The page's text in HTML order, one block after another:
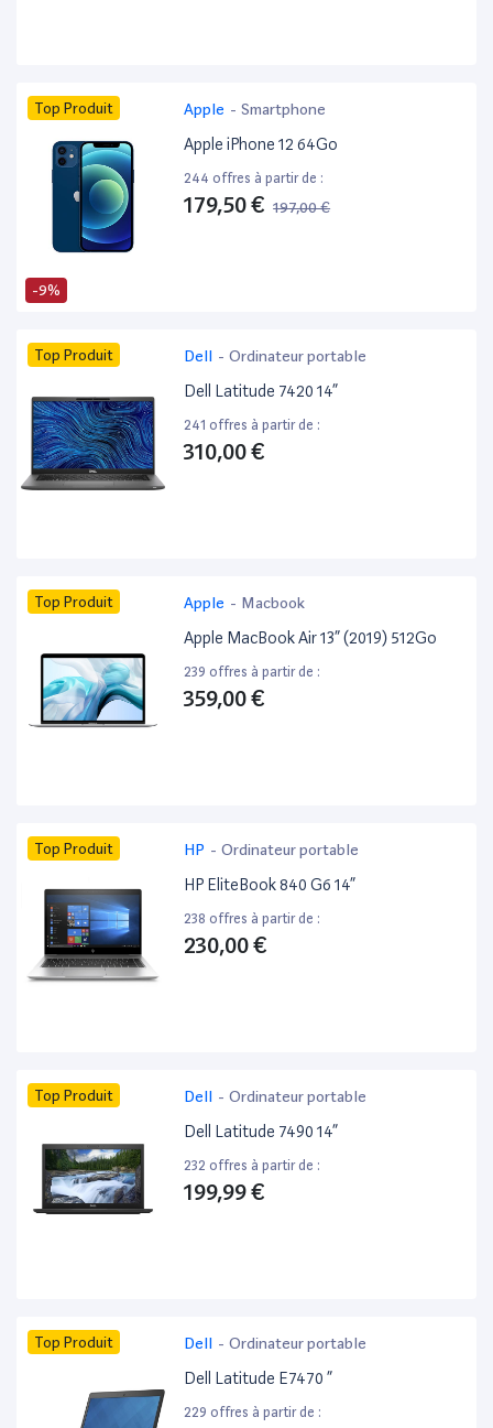
-9%
Top Produit Apple - Smartphone
Apple iPhone 12 64Go
244 offres à partir de :
179,50 € 197,00 €
Top Produit Dell - Ordinateur portable
Dell Latitude 7420 14”
241 offres à partir de :
310,00 €
Top Produit Apple - Macbook
Apple MacBook Air 13” (2019) 512Go
239 offres à partir de :
359,00 €
Top Produit HP - Ordinateur portable
HP EliteBook 840 G6 14”
238 offres à partir de :
230,00 €
Top Produit Dell - Ordinateur portable
Dell Latitude 7490 14”
232 offres à partir de :
199,99 €
Top Produit Dell - Ordinateur portable
Dell Latitude E7470 ”
229 offres à partir de :